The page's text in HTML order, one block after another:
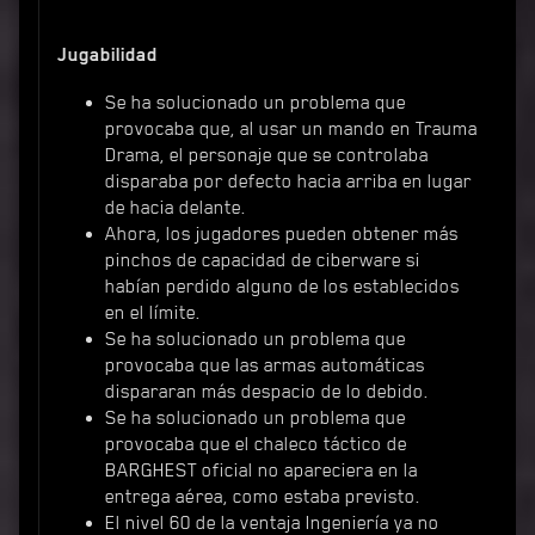
Jugabilidad
Se ha solucionado un problema que
provocaba que, al usar un mando en Trauma
Drama, el personaje que se controlaba
disparaba por defecto hacia arriba en lugar
de hacia delante.
Ahora, los jugadores pueden obtener más
pinchos de capacidad de ciberware si
habían perdido alguno de los establecidos
en el límite.
Se ha solucionado un problema que
provocaba que las armas automáticas
dispararan más despacio de lo debido.
Se ha solucionado un problema que
provocaba que el chaleco táctico de
BARGHEST oficial no apareciera en la
entrega aérea, como estaba previsto.
El nivel 60 de la ventaja Ingeniería ya no